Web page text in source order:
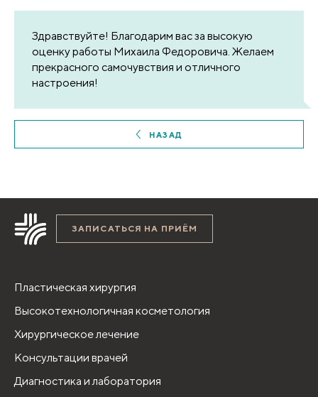
Здравствуйте! Благодарим вас за высокую
оценку работы Михаила Федоровича. Желаем
прекрасного самочувствия и отличного
настроения!
НАЗАД
ЗАПИСАТЬСЯ НА ПРИЁМ
Пластическая хирургия
Высокотехнологичная косметология
Хирургическое лечение
Консультации врачей
Диагностика и лаборатория